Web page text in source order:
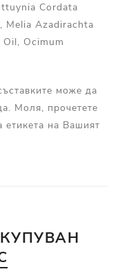
Cordata
Melia Azadirachta
Ocimum
може да
Моля, прочетете
етикета на Вашият